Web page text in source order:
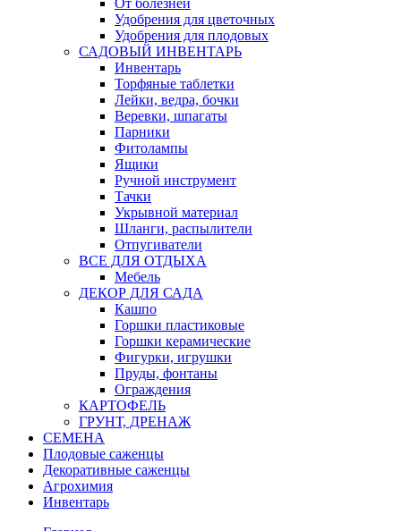
От болезней
Удобрения для цветочных
Удобрения для плодовых
САДОВЫЙ ИНВЕНТАРЬ
Инвентарь
Торфяные таблетки
Лейки, ведра, бочки
Веревки, шпагаты
Парники
Фитолампы
Ящики
Ручной инструмент
Тачки
Укрывной материал
Шланги, распылители
Отпугиватели
ВСЕ ДЛЯ ОТДЫХА
Мебель
ДЕКОР ДЛЯ САДА
Кашпо
Горшки пластиковые
Горшки керамические
Фигурки, игрушки
Пруды, фонтаны
Ограждения
КАРТОФЕЛЬ
ГРУНТ, ДРЕНАЖ
СЕМЕНА
Плодовые саженцы
Декоративные саженцы
Агрохимия
Инвентарь